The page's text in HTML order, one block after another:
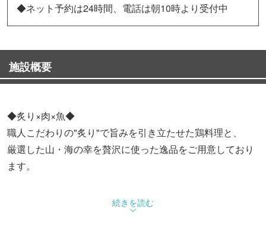
◆ネット予約は24時間、電話は朝10時より受付中
施設概要
◆炙り×肉×魚◆
職人こだわりの"炙り"で旨みを引き立たせた鶏料理と、
厳選した山・海の幸を贅沢に使った逸品をご用意しており
ます。
小人数様の接待から大宴会まで、個室でご対応致します。
続きを読む